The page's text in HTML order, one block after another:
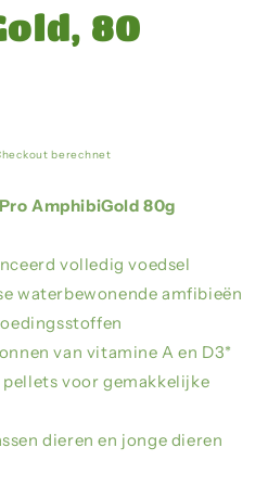
80
berechnet
AmphibiGold 80g
volledig voedsel
waterbewonende amfibieën
van vitamine A en D3*
voor gemakkelijke
dieren en jonge dieren